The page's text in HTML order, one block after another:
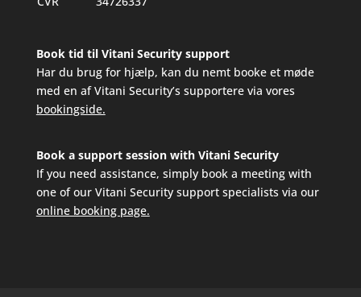
Book tid til Vitani Security support
Har du brug for hjælp, kan du nemt booke et møde
med en af Vitani Security’s supportere via vores
bookingside.
Book a support session with Vitani Security
If you need assistance, simply book a meeting with
one of our Vitani Security support specialists via our
online booking page.